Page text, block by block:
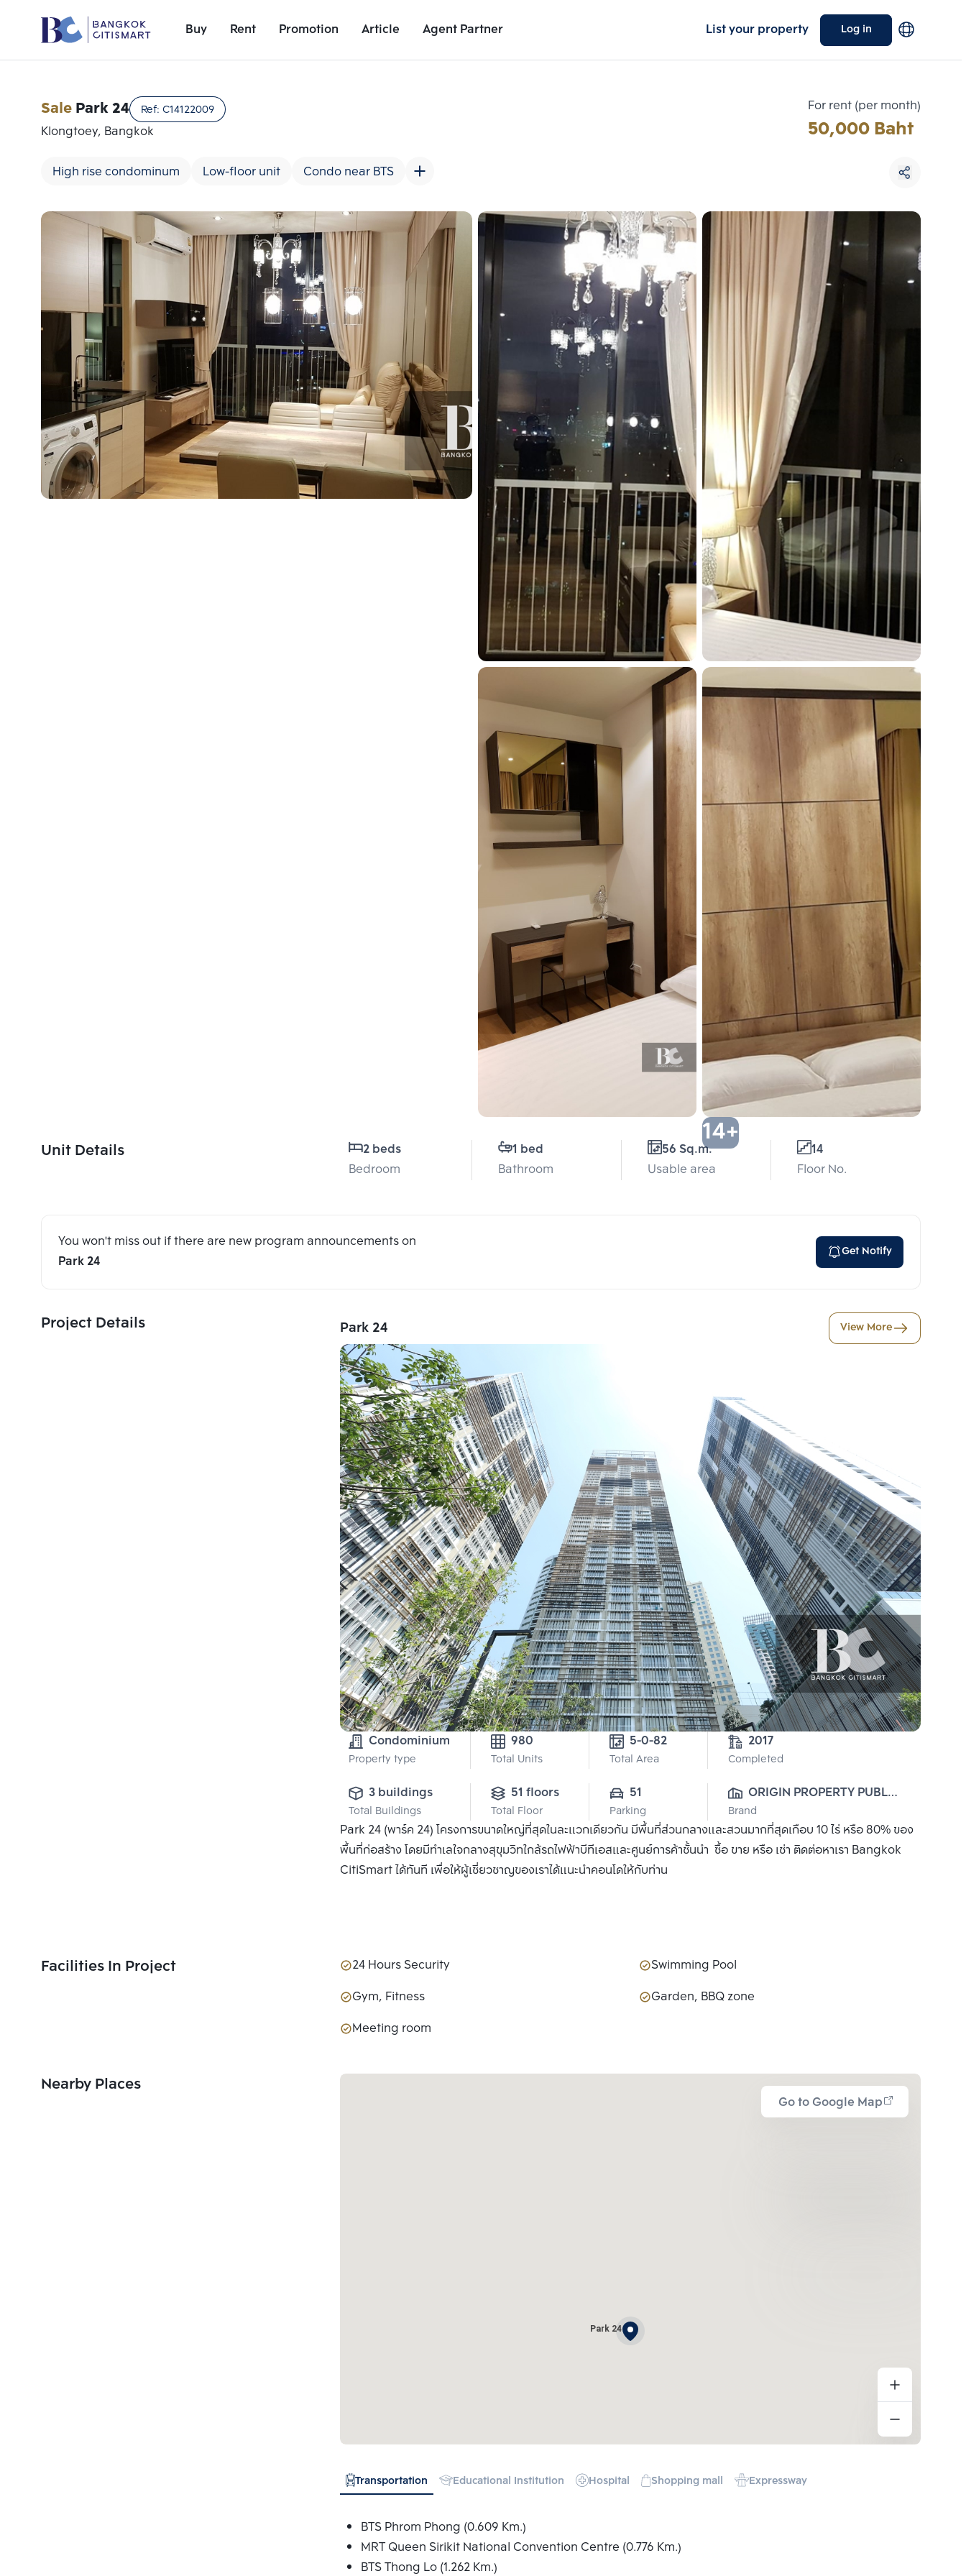
Buy Rent Promotion Article Agent Partner List your property Log in
Unit Details
SalePark 24 Ref: C14122009
Klongtoey, Bangkok
High rise condominum Low-floor unit Condo near BTS
For rent (per month)
50,000 Baht
14+
Unit Details
2 beds
Bedroom
1 bed
Bathroom
56 Sq.m.
Usable area
14
Floor No.
You won't miss out if there are new program announcements on
Park 24
Get Notify
Project Details Park 24 View More
Condominium
Property type
980
Total Units Total Area
2017
Completed
3 buildings
Total Buildings
51 floors
Total Floor
51
Parking
ORIGIN PROPERTY PUBLIC
CO., LTD.
Brand
Park 24 (พาร์ค 24) โครงการขนาดใหญ่ที่สุดในละแวกเดียวกัน มีพื้นที่ส่วนกลางและสวนมากที่สุดเกือบ 10 ไร่ หรือ 80% ของ
พื้นที่ก่อสร้าง โดยมีทำเลใจกลางสุขุมวิทใกล้รถไฟฟ้าบีทีเอสและศูนย์การค้าชั้นนำ ซื้อ ขาย หรือ เช่า ติดต่อหาเรา Bangkok
CitiSmart ได้ทันที เพื่อให้ผู้เชี่ยวชาญของเราได้แนะนำคอนโดให้กับท่าน
Facilities In Project 24 Hours Security
Swimming Pool
Gym, Fitness
Garden, BBQ zone
Meeting room
Nearby Places
Go to Google Map
Park 24
Transportation Educational Institution Hospital Shopping mall Expressway
BTS Phrom Phong (0.609 Km.)
MRT Queen Sirikit National Convention Centre (0.776 Km.)
BTS Thong Lo (1.262 Km.)
Add comparative units
Add comparative units
Number 2
Add comparative units
Number 3
Choose comparative unit
Maximum 3 units
Compare